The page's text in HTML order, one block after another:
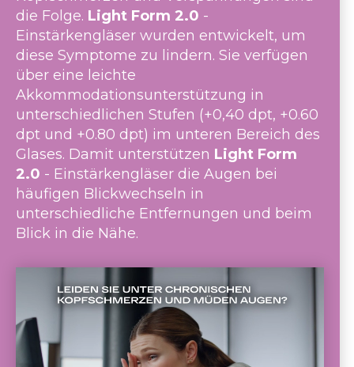
die Folge. Light Form 2.0 -
Einstärkengläser wurden entwickelt, um
diese Symptome zu lindern. Sie verfügen
über eine leichte
Akkommodationsunterstützung in
unterschiedlichen Stufen (+0,40 dpt, +0.60
dpt und +0.80 dpt) im unteren Bereich des
Glases. Damit unterstützen Light Form
2.0 - Einstärkengläser die Augen bei
häufigen Blickwechseln in
unterschiedliche Entfernungen und beim
Blick in die Nähe.